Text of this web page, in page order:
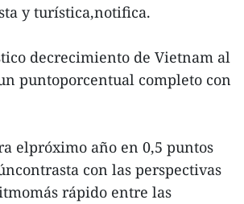
y turística,notifica.
decrecimiento de Vietnam al
puntoporcentual completo con
elpróximo año en 0,5 puntos
con las perspectivas
rápido entre las